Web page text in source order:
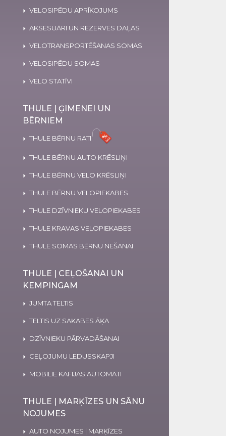
VELOSIPĒDU APRĪKOJUMS
AKSESUĀRI UN REZERVES DAĻAS
VELOTRANSPORTĒŠANAS SOMAS
VELOSIPĒDU SOMAS
VELO STATĪVI
THULE | ĢIMENEI UN
BĒRNIEM
THULE BĒRNU RATI
THULE BĒRNU AUTO KRĒSLIŅI
THULE BĒRNU VELO KRĒSLIŅI
THULE BĒRNU VELOPIEKABES
THULE DZĪVNIEKU VELOPIEKABES
THULE KRAVAS VELOPIEKABES
THULE SOMAS BĒRNU NEŠANAI
THULE | CEĻOŠANAI UN
KEMPINGAM
JUMTA TELTIS
TELTIS UZ SAKABES ĀĶA
DZĪVNIEKU PĀRVADĀŠANAI
CEĻOJUMU LEDUSSKAPJI
MOBĪLIE KAFIJAS AUTOMĀTI
THULE | MARĶĪZES UN SĀNU
NOJUMES
AUTO NOJUMES | MARĶĪZES